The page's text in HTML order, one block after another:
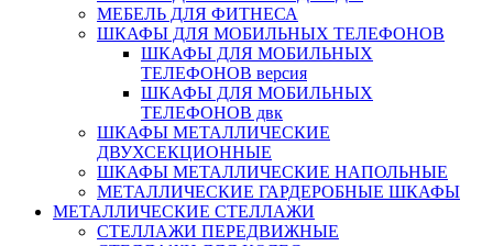
МЕБЕЛЬ ДЛЯ ФИТНЕСА
ШКАФЫ ДЛЯ МОБИЛЬНЫХ ТЕЛЕФОНОВ
ШКАФЫ ДЛЯ МОБИЛЬНЫХ
ТЕЛЕФОНОВ версия
ШКАФЫ ДЛЯ МОБИЛЬНЫХ
ТЕЛЕФОНОВ двк
ШКАФЫ МЕТАЛЛИЧЕСКИЕ
ДВУХСЕКЦИОННЫЕ
ШКАФЫ МЕТАЛЛИЧЕСКИЕ НАПОЛЬНЫЕ
МЕТАЛЛИЧЕСКИЕ ГАРДЕРОБНЫЕ ШКАФЫ
МЕТАЛЛИЧЕСКИЕ СТЕЛЛАЖИ
СТЕЛЛАЖИ ПЕРЕДВИЖНЫЕ